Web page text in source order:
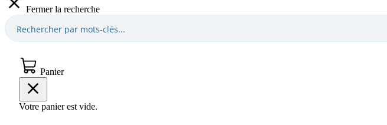
Fermer la recherche
Panier
Votre panier est vide.